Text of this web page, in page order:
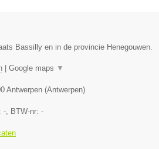
Bassilly en in de provincie Henegouwen.
| Google maps ▼
Antwerpen (Antwerpen)
- , BTW-nr: -